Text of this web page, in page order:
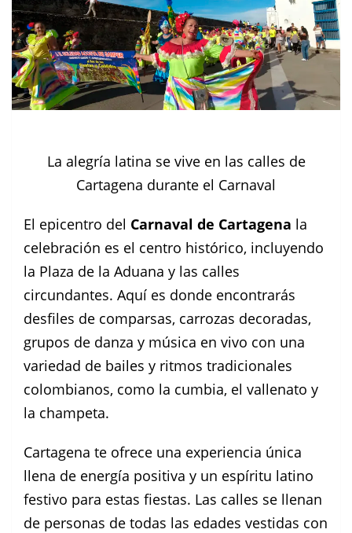
La alegría latina se vive en las calles de
Cartagena durante el Carnaval
El epicentro del Carnaval de Cartagena la
celebración es el centro histórico, incluyendo
la Plaza de la Aduana y las calles
circundantes. Aquí es donde encontrarás
desfiles de comparsas, carrozas decoradas,
grupos de danza y música en vivo con una
variedad de bailes y ritmos tradicionales
colombianos, como la cumbia, el vallenato y
la champeta.
Cartagena te ofrece una experiencia única
llena de energía positiva y un espíritu latino
festivo para estas fiestas. Las calles se llenan
de personas de todas las edades vestidas con